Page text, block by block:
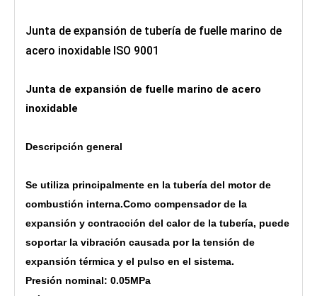
Junta de expansión de tubería de fuelle marino de
acero inoxidable ISO 9001
Junta de expansión de fuelle marino de acero
inoxidable
Descripción general
Se utiliza principalmente en la tubería del motor de
combustión interna.Como compensador de la
expansión y contracción del calor de la tubería, puede
soportar la vibración causada por la tensión de
expansión térmica y el pulso en el sistema.
Presión nominal: 0.05MPa